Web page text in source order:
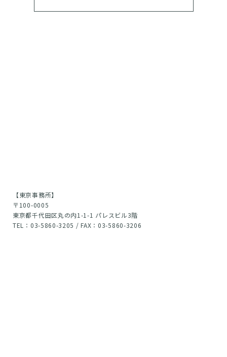
【東京事務所】
〒100-0005
東京都千代田区丸の内1-1-1 パレスビル3階
TEL：03-5860-3205 / FAX：03-5860-3206